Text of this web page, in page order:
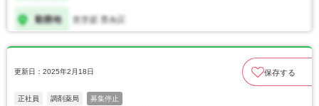
更新日：2025年2月18日 保存する
正社員 調剤薬局 募集停止